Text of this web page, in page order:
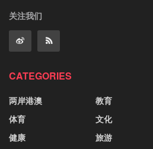
关注我们
CATEGORIES
两岸港澳
体育
健康
教育
文化
旅游